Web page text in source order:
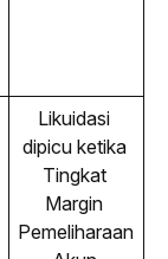
Likuidasi
dipicu ketika
Tingkat
Margin
Pemeliharaan